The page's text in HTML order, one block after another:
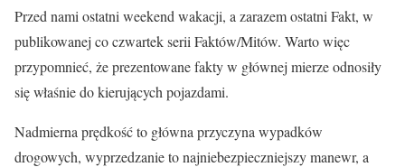
Przed nami ostatni weekend wakacji, a zarazem ostatni Fakt, w
publikowanej co czwartek serii Faktów/Mitów. Warto więc
przypomnieć, że prezentowane fakty w głównej mierze odnosiły
się właśnie do kierujących pojazdami.
Nadmierna prędkość to główna przyczyna wypadków
drogowych, wyprzedzanie to najniebezpieczniejszy manewr, a